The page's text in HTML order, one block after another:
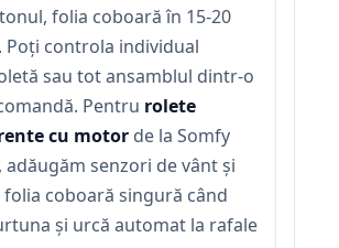
folia coboară în 15-20
Poți controla individual
sau tot ansamblul dintr-o
Pentru rolete
cu motor de la Somfy
adăugăm senzori de vânt și
coboară singură când
și urcă automat la rafale